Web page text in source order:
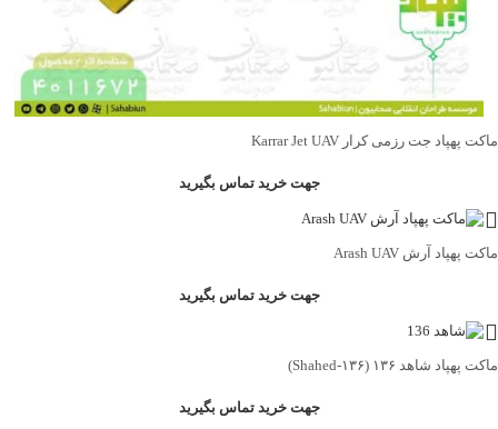
ماکت پهپاد جت رزمی کرار Karrar Jet UAV
جهت خرید تماس بگیرید
ماکت پهپاد آرش Arash UAV
جهت خرید تماس بگیرید
ماکت پهپاد شاهد ۱۳۶ (Shahed‑۱۳۶)
جهت خرید تماس بگیرید